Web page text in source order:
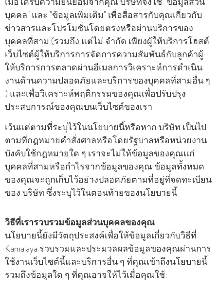
บุคคล" และ "ข้อมูลเพิ่มเติม" เพื่อสื่อสารกับคุณเกี่ยวกับ
ข่าวสารและโปรโมชั่นโดยตรงหรือผ่านบริการของ
บุคคลที่สาม (รวมถึง แต่ไม่ จํากัด เพียงผู้ให้บริการโฮสต์
เว็บไซต์ผู้ให้บริการการจัดการความสัมพันธ์กับลูกค้าผู้
ให้บริการการตลาดผ่านอีเมลการวิเคราะห์การดําเนิน
งานด้านความปลอดภัยและบริการของบุคคลที่สามอื่น ๆ
) และเพื่อวิเคราะห์พฤติกรรมของคุณเพื่อปรับปรุง
ประสบการณ์ของคุณบนเว็บไซต์ของเรา
เว้นแต่ตามที่ระบุไว้ในนโยบายนี้หรือหาก บริษัท เป็นไป
ตามที่กฎหมายคําสั่งศาลหรือโดยรัฐบาลหรือหน่วยงาน
บังคับใช้กฎหมายใด ๆ เราจะไม่ให้ข้อมูลของคุณแก่
บุคคลที่สามหรือกําไรจากข้อมูลของคุณ ข้อมูลทั้งหมด
ของคุณจะถูกเก็บไว้อย่างปลอดภัยตามที่อยู่ที่จดทะเบียน
ของ บริษัท ซึ่งระบุไว้ในตอนท้ายของนโยบายนี้
วิธีที่เรารวบรวมข้อมูลส่วนบุคคลของคุณ
นโยบายนี้ยังมีวัตถุประสงค์เพื่อให้ข้อมูลเกี่ยวกับวิธีที่
Kamalaya รวบรวมและประมวลผลข้อมูลของคุณผ่านการ
ใช้งานเว็บไซต์นี้และบริการอื่น ๆ ที่คุณเข้าถึงนโยบายนี้
รวมถึงข้อมูลใด ๆ ที่คุณอาจให้ไว้เมื่อคุณใช้: